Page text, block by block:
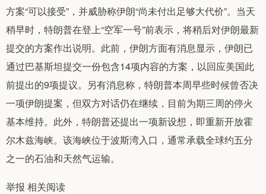
方案“可以接受”，并威胁称伊朗“尚未付出足够大代价”。当天
稍早时，特朗普在登上“空军一号”前表示，将稍后对伊朗最新
提交的方案作出说明。此前，伊朗方面有消息显示，伊朗已
通过巴基斯坦提交一份包含14项内容的方案，以回应美国此
前提出的9项提议。另有消息称，特朗普本周早些时候曾否决
一项伊朗提案，但双方对话仍在继续，目前为期三周的停火
基本维持。此外，特朗普还提出一项新设想，即重新开放霍
尔木兹海峡。该海峡位于波斯湾入口，通常承载全球约五分
之一的石油和天然气运输。
举报 相关阅读